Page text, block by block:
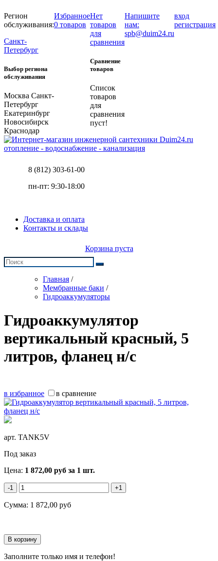
Регион
обслуживания:
Санкт-
Петербург
Выбор региона
обслуживания
Москва Санкт-
Петербург
Екатеринбург
Новосибирск
Краснодар
Избранное
0 товаров
Нет
товаров
для
сравнения
Сравнение
товаров
Список
товаров
для
сравнения
пуст!
Напишите
нам:
spb@duim24.ru
вход
регистрация
отопление - водоснабжение - канализация
8 (812) 303-61-00
пн-пт: 9:30-18:00
Доставка и оплата
Контакты и склады
Корзина пуста
Главная /
Мембранные баки /
Гидроаккумуляторы
Гидроаккумулятор
вертикальный красный, 5
литров, фланец н/с
в избранное в сравнение
арт. TANK5V
Под заказ
Цена: 1 872,00 руб за 1 шт.
-1 +1
Сумма: 1 872,00 руб
Заполните только имя и телефон!